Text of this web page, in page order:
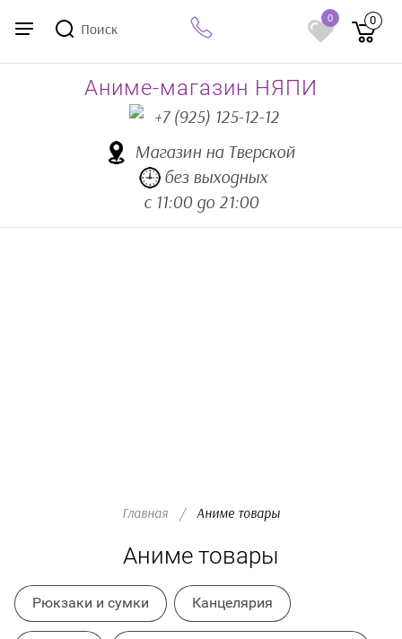
Поиск
0 0
Аниме-магазин НЯПИ
+7 (925) 125-12-12
Магазин на Тверской
без выходных
с 11:00 до 21:00
Аниме подушки
Главная /
  Аниме товары
Аниме товары
Рюкзаки и сумки Канцелярия